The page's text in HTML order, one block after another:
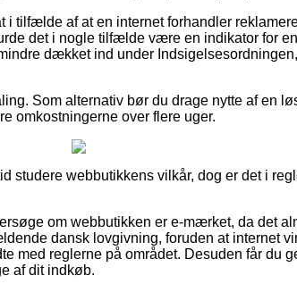
i tilfælde af at en internet forhandler
det i nogle tilfælde være en indikator for
dækket ind under
Som alternativ bør du drage nytte af en
omkostningerne over flere uger.
studere webbutikkens vilkår, dog er det i
om webbutikken er e-mærket, da det
dansk lovgivning, foruden at internet
med reglerne på området. Desuden får du
af dit indkøb.